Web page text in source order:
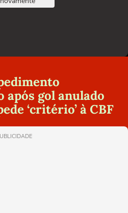
gol anulado
‘critério’ à CBF